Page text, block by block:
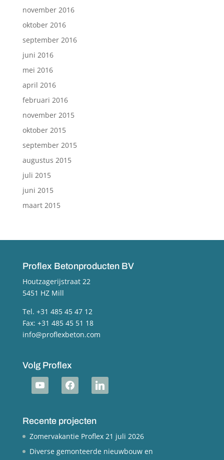
november 2016
oktober 2016
september 2016
juni 2016
mei 2016
april 2016
februari 2016
november 2015
oktober 2015
september 2015
augustus 2015
juli 2015
juni 2015
maart 2015
Proflex Betonproducten BV
Houtzagerijstraat 22
5451 HZ Mill
Tel. +31 485 45 47 12
Fax: +31 485 45 51 18
info@proflexbeton.com
Volg Proflex
youtube facebook linkedin
Recente projecten
Zomervakantie Proflex 21 juli 2026
Diverse gemonteerde nieuwbouw en